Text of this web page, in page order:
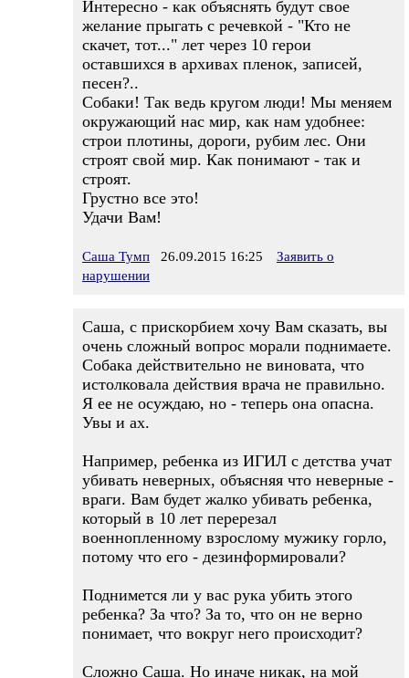
Интересно - как объяснять будут свое
желание прыгать с речевкой - "Кто не
скачет, тот..." лет через 10 герои
оставшихся в архивах пленок, записей,
песен?..
Собаки! Так ведь кругом люди! Мы меняем
окружающий нас мир, как нам удобнее:
строи плотины, дороги, рубим лес. Они
строят свой мир. Как понимают - так и
строят.
Грустно все это!
Удачи Вам!
Саша Тумп 26.09.2015 16:25
Заявить о
нарушении
Саша, с прискорбием хочу Вам сказать, вы
очень сложный вопрос морали поднимаете.
Собака действительно не виновата, что
истолковала действия врача не правильно.
Я ее не осуждаю, но - теперь она опасна.
Увы и ах.
Например, ребенка из ИГИЛ с детства учат
убивать неверных, объясняя что неверные -
враги. Вам будет жалко убивать ребенка,
который в 10 лет перерезал
военнопленному взрослому мужику горло,
потому что его - дезинформировали?
Поднимется ли у вас рука убить этого
ребенка? За что? За то, что он не верно
понимает, что вокруг него происходит?
Сложно Саша. Но иначе никак, на мой